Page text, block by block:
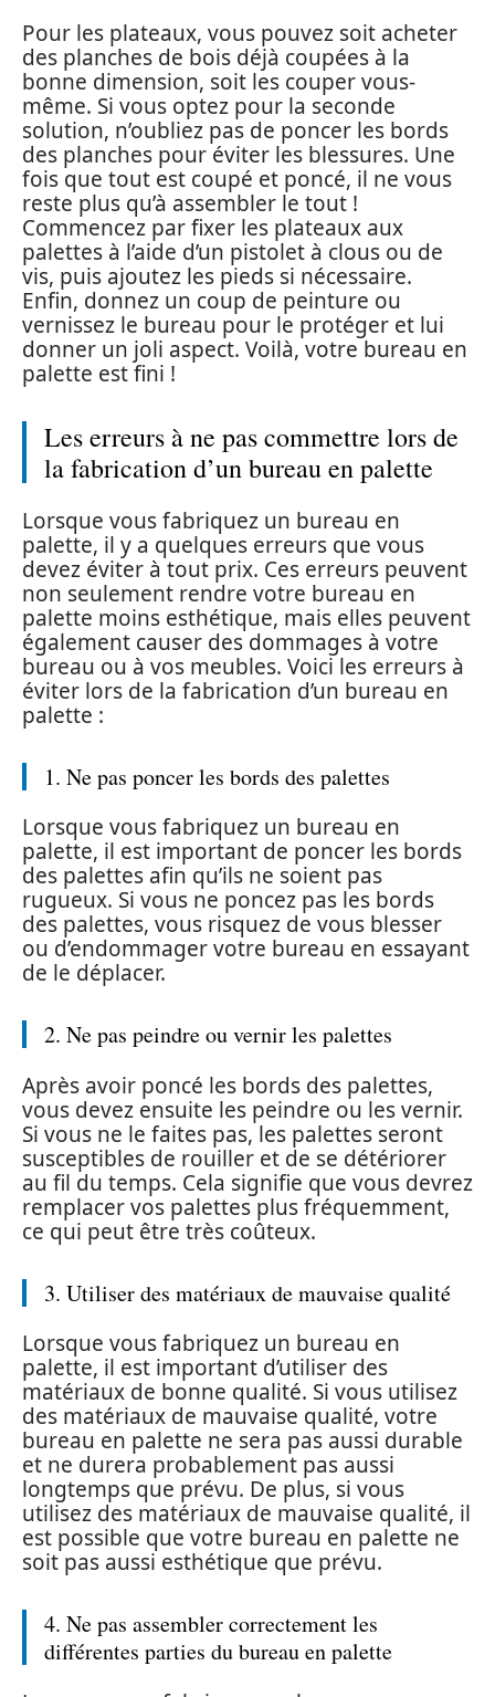
Pour les plateaux, vous pouvez soit acheter
des planches de bois déjà coupées à la
bonne dimension, soit les couper vous-
même. Si vous optez pour la seconde
solution, n’oubliez pas de poncer les bords
des planches pour éviter les blessures. Une
fois que tout est coupé et poncé, il ne vous
reste plus qu’à assembler le tout !
Commencez par fixer les plateaux aux
palettes à l’aide d’un pistolet à clous ou de
vis, puis ajoutez les pieds si nécessaire.
Enfin, donnez un coup de peinture ou
vernissez le bureau pour le protéger et lui
donner un joli aspect. Voilà, votre bureau en
palette est fini !
Les erreurs à ne pas commettre lors de
la fabrication d’un bureau en palette
Lorsque vous fabriquez un bureau en
palette, il y a quelques erreurs que vous
devez éviter à tout prix. Ces erreurs peuvent
non seulement rendre votre bureau en
palette moins esthétique, mais elles peuvent
également causer des dommages à votre
bureau ou à vos meubles. Voici les erreurs à
éviter lors de la fabrication d’un bureau en
palette :
1. Ne pas poncer les bords des palettes
Lorsque vous fabriquez un bureau en
palette, il est important de poncer les bords
des palettes afin qu’ils ne soient pas
rugueux. Si vous ne poncez pas les bords
des palettes, vous risquez de vous blesser
ou d’endommager votre bureau en essayant
de le déplacer.
2. Ne pas peindre ou vernir les palettes
Après avoir poncé les bords des palettes,
vous devez ensuite les peindre ou les vernir.
Si vous ne le faites pas, les palettes seront
susceptibles de rouiller et de se détériorer
au fil du temps. Cela signifie que vous devrez
remplacer vos palettes plus fréquemment,
ce qui peut être très coûteux.
3. Utiliser des matériaux de mauvaise qualité
Lorsque vous fabriquez un bureau en
palette, il est important d’utiliser des
matériaux de bonne qualité. Si vous utilisez
des matériaux de mauvaise qualité, votre
bureau en palette ne sera pas aussi durable
et ne durera probablement pas aussi
longtemps que prévu. De plus, si vous
utilisez des matériaux de mauvaise qualité, il
est possible que votre bureau en palette ne
soit pas aussi esthétique que prévu.
4. Ne pas assembler correctement les
différentes parties du bureau en palette